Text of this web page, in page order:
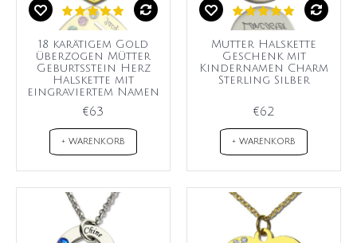
18 karätigem Gold
überzogen Mütter
Geburtsstein Herz
Halskette mit
eingraviertem Namen
€63
+ WARENKORB
Mutter Halskette
Geschenk mit
Kindernamen Charm
Sterling Silber
€62
+ WARENKORB